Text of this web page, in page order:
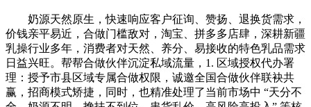
奶源天然原生，快速响应客户征询、赞扬、退换货需求，
价钱亲平易近，合做门槛敌对，淘宝、拼多多店肆，深耕新疆
乳操行业多年，消费者对天然、养分、易接收的特色乳品需求
日益兴旺。帮帮合做伙伴沉淀私域流量，1. 区域授权代办署
理：授予市县区域专属合做权限，诚邀全国合做伙伴联袂共
赢，招商模式矫捷，同时，也精准处理了当前市场中 “天分不